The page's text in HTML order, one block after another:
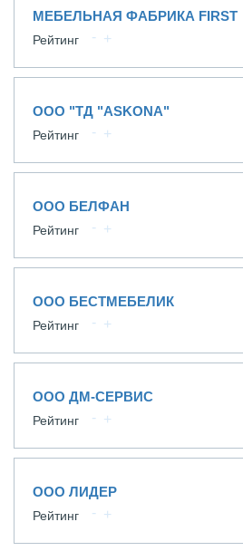
МЕБЕЛЬНАЯ ФАБРИКА FIRST
Рейтинг
ООО "ТД "ASKONA"
Рейтинг
ООО БЕЛФАН
Рейтинг
ООО БЕСТМЕБЕЛИК
Рейтинг
ООО ДМ-СЕРВИС
Рейтинг
ООО ЛИДЕР
Рейтинг